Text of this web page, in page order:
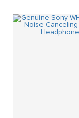
справа